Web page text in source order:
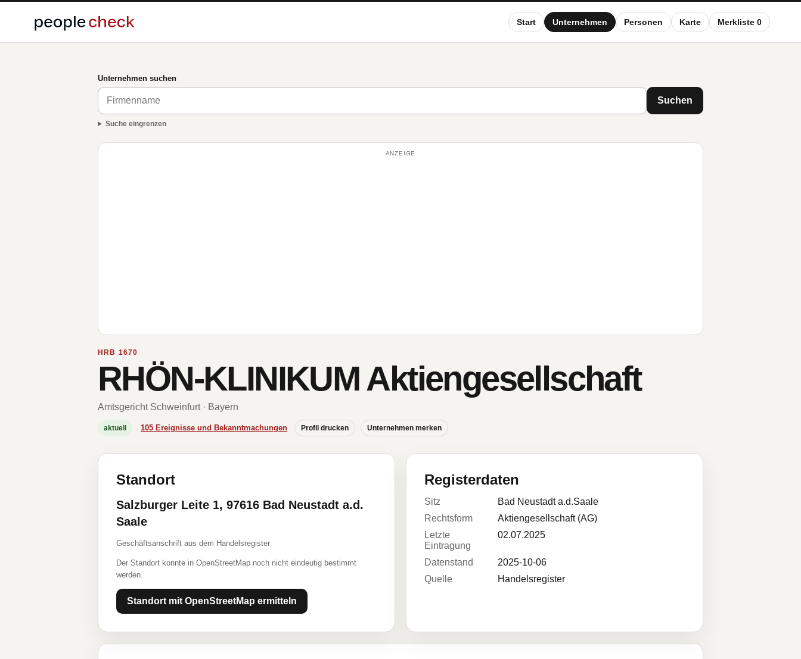
Start Unternehmen Personen Karte Merkliste 0
Unternehmen suchen
Suchen
Suche eingrenzen
ANZEIGE
HRB 1670
RHÖN-KLINIKUM Aktiengesellschaft
Amtsgericht Schweinfurt · Bayern
aktuell 105 Ereignisse und Bekanntmachungen Profil drucken Unternehmen merken
Standort
Salzburger Leite 1, 97616 Bad Neustadt a.d.
Saale
Geschäftsanschrift aus dem Handelsregister
Der Standort konnte in OpenStreetMap noch nicht eindeutig bestimmt
werden.
Standort mit OpenStreetMap ermitteln
Registerdaten
Sitz
Bad Neustadt a.d.Saale
Rechtsform
Aktiengesellschaft (AG)
Letzte
Eintragung
02.07.2025
Datenstand
2025-10-06
Quelle
Handelsregister